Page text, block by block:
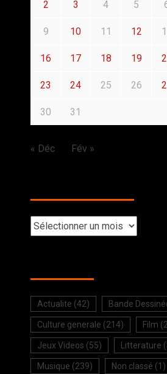
2 3 4 5
9 10 11 12
16 17 18 19
23 24 25 26
30 31
« Déc Fév »
Actualite (42) Bande
Culture generale (214) Film
Jeux Videos (55) Litterature
Musique (239) Non classé (1)